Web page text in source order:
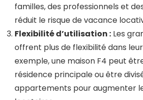
familles, des professionnels et
réduit le risque de vacance
Flexibilité d’utilisation : Les
offrent plus de flexibilité dans
exemple, une maison F4 peut
résidence principale ou être
appartements pour augmenter